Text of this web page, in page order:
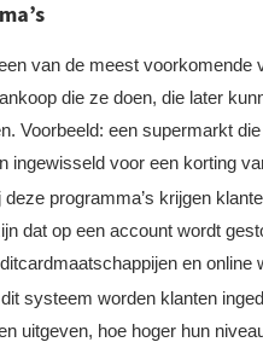
van de meest voorkomende
die ze doen, die later
Voorbeeld: een supermarkt
ingewisseld voor een korting
deze programma’s krijgen
dat op een account wordt
en online
systeem worden klanten
uitgeven, hoe hoger hun